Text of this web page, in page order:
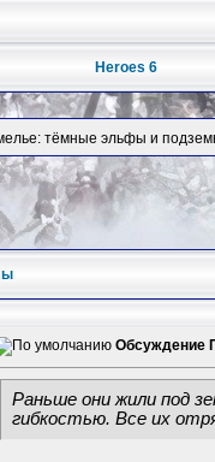
Heroes 6
тёмные эльфы и
Обсуждение
Раньше они жили под
гибкостью. Все их